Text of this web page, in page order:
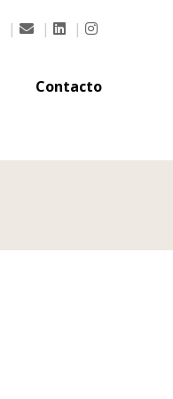
| | |
Contacto